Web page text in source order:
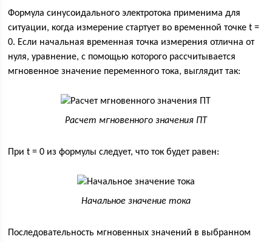
Формула синусоидального электротока применима для
ситуации, когда измерение стартует во временной точке t =
0. Если начальная временная точка измерения отлична от
нуля, уравнение, с помощью которого рассчитывается
мгновенное значение переменного тока, выглядит так:
Расчет мгновенного значения ПТ
При t = 0 из формулы следует, что ток будет равен:
Начальное значение тока
Последовательность мгновенных значений в выбранном